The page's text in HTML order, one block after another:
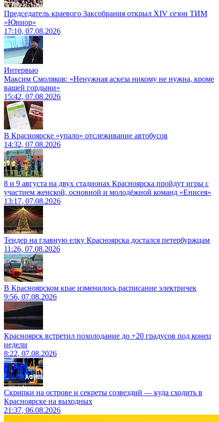
Председатель краевого Заксобрания открыл XIV сезон ТИМ
«Юниор»
17:10, 07.08.2026
Интервью
Максим Смоляков: «Ненужная аскеза никому не нужна, кроме
вашей гордыни»
15:42, 07.08.2026
В Красноярске «упало» отслеживание автобусов
14:32, 07.08.2026
8 и 9 августа на двух стадионах Красноярска пройдут игры с
участием женской, основной и молодёжной команд «Енисея»
13:17, 07.08.2026
Тендер на главную елку Красноярска достался петербуржцам
11:26, 07.08.2026
В Красноярском крае изменилось расписание электричек
9:56, 07.08.2026
Красноярск встретил похолодание до +20 градусов под конец
недели
8:22, 07.08.2026
Скрипки на острове и секреты созвездий — куда сходить в
Красноярске на выходных
21:37, 06.08.2026